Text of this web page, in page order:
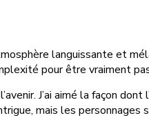
languissante et
pour être vraiment
J’ai aimé la façon
mais les personnages